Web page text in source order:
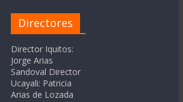
Directores
Director Iquitos:
Jorge Arias
Sandoval Director
Ucayali: Patricia
Arias de Lozada